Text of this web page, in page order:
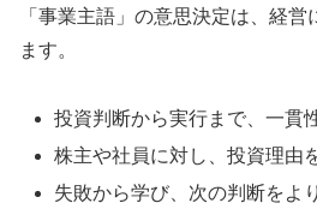
「事業主語」の意思決定は、経
ます。
投資判断から実行まで、一貫
株主や社員に対し、投資理由
失敗から学び、次の判断をよ